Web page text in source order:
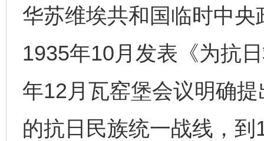
华苏维埃共和国临时中
1935年10月发表《为抗
年12月瓦窑堡会议明确
的抗日民族统一战线，